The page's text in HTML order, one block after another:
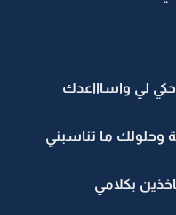
لي واساااعدك
وحلولك ما تناسبني
بكلامي